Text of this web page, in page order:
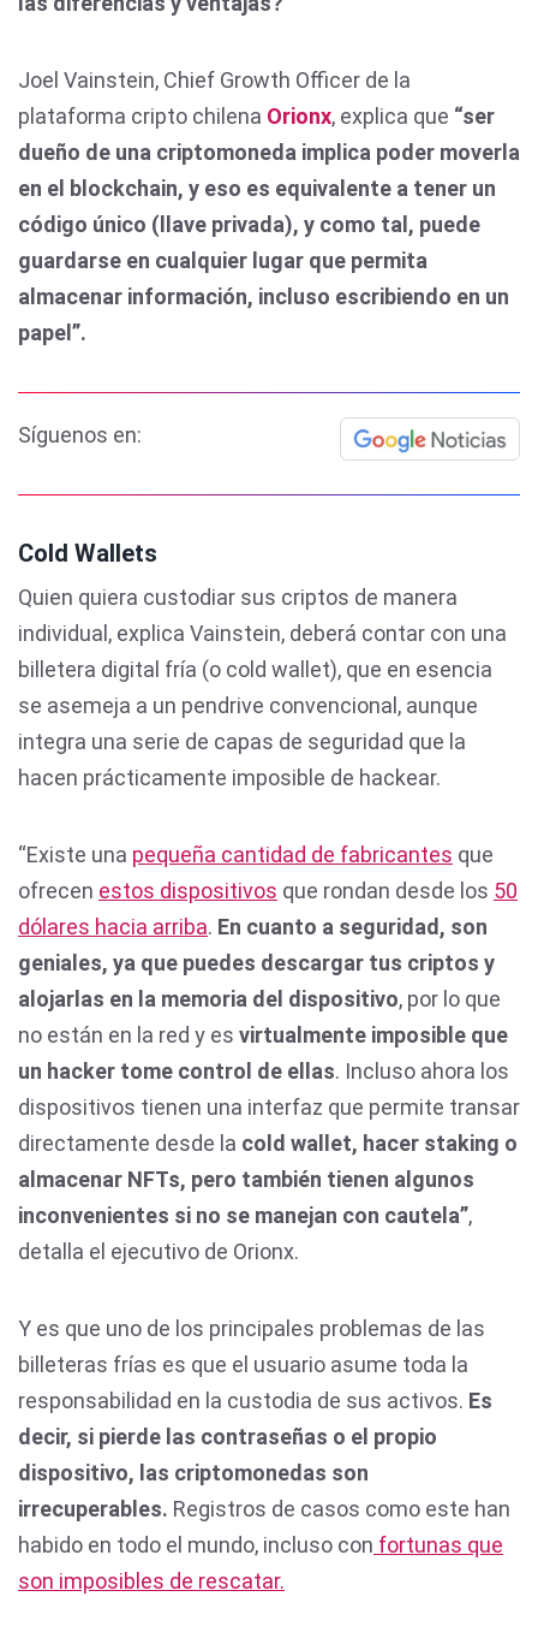
Joel Vainstein, Chief Growth Officer de la
plataforma cripto chilena Orionx, explica que “ser
dueño de una criptomoneda implica poder moverla
en el blockchain, y eso es equivalente a tener un
código único (llave privada), y como tal, puede
guardarse en cualquier lugar que permita
almacenar información, incluso escribiendo en un
papel”.
Síguenos en:
Cold Wallets
Quien quiera custodiar sus criptos de manera
individual, explica Vainstein, deberá contar con una
billetera digital fría (o cold wallet), que en esencia
se asemeja a un pendrive convencional, aunque
integra una serie de capas de seguridad que la
hacen prácticamente imposible de hackear.
“Existe una pequeña cantidad de fabricantes que
ofrecen estos dispositivos que rondan desde los 50
dólares hacia arriba. En cuanto a seguridad, son
geniales, ya que puedes descargar tus criptos y
alojarlas en la memoria del dispositivo, por lo que
no están en la red y es virtualmente imposible que
un hacker tome control de ellas. Incluso ahora los
dispositivos tienen una interfaz que permite transar
directamente desde la cold wallet, hacer staking o
almacenar NFTs, pero también tienen algunos
inconvenientes si no se manejan con cautela”,
detalla el ejecutivo de Orionx.
Y es que uno de los principales problemas de las
billeteras frías es que el usuario asume toda la
responsabilidad en la custodia de sus activos. Es
decir, si pierde las contraseñas o el propio
dispositivo, las criptomonedas son
irrecuperables. Registros de casos como este han
habido en todo el mundo, incluso con fortunas que
son imposibles de rescatar.